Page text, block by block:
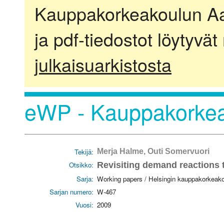
Kauppakorkeakoulun
ja pdf-tiedostot
julkaisuarkistosta
eWP -
Tekijä: Merja Halme, Outi Somervuori
Otsikko: Revisiting demand reactions
Sarja: Working papers / Helsingin
Sarjan numero: W-467
Vuosi: 2009